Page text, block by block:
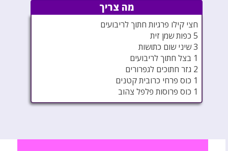
מה צריך
חצי קילו פרגיות חתוך לריבועים
5 כפות שמן זית
3 שיני שום כתושות
1 בצל חתוך לריבועים
2 גזר חתוכים לגפרורים
1 כוס פרחי כרובית קטנים
1 כוס פרוסות פלפל צהוב